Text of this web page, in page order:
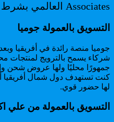
Associates العالمي بشرط مراعاة الشحن والضريبة.
التسويق بالعمولة جوميا
جوميا منصة رائدة في أفريقيا
شركاء يسمح بالترويج لمنتجات
جمهورًا محليًا ولها عروض شحن
كنت تستهدف دول شمال أفريقيا
لها حضور قوي.
التسويق بالعمولة من علي